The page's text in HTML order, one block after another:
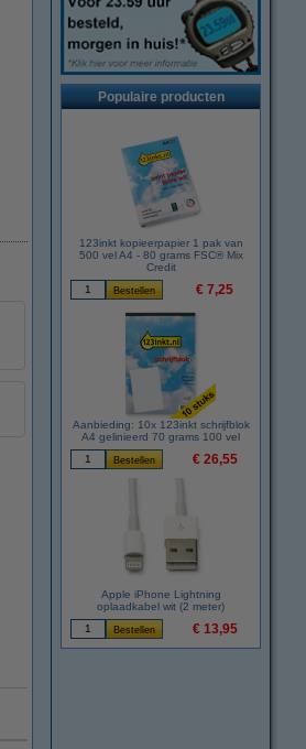
Populaire producten
123inkt kopieerpapier 1 pak van
500 vel A4 - 80 grams FSC® Mix
Credit
€ 7,25
Aanbieding: 10x 123inkt schrijfblok
A4 gelinieerd 70 grams 100 vel
€ 26,55
Apple iPhone Lightning
oplaadkabel wit (2 meter)
€ 13,95